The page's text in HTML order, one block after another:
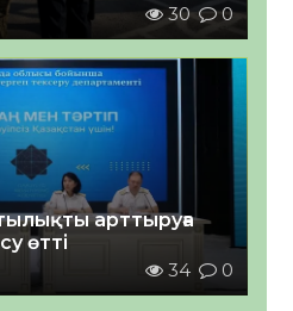
30 0
арттыруға
өтті
34 0